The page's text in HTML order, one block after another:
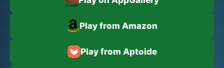
Play from Amazon
Play from Aptoide